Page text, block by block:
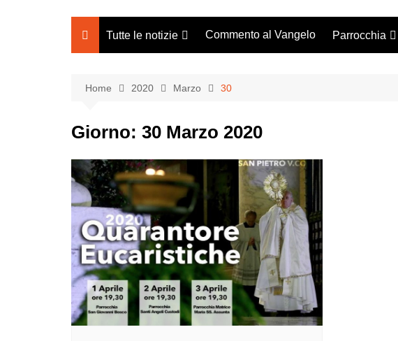
Tutte le notizie
Bacheca Avvisi
Commento al Vangelo Parrocchia
Home 2020 Marzo 30
Giorno: 30 Marzo 2020